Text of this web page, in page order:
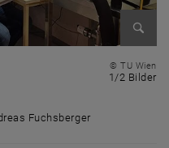
© TU Wien
1/2 Bilder
Fuchsberger